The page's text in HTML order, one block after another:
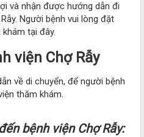
và nhận được hướng dẫn đi
Người bệnh vui lòng đặt
tại đây.
viện Chợ Rẫy
về di chuyển, để người bệnh
thăm khám.
bệnh viện Chợ Rẫy: